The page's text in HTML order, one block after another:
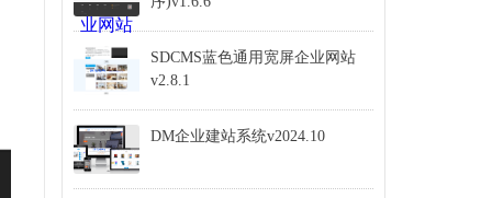
SDCMS蓝色通用宽屏企业网站
v2.8.1
DM企业建站系统v2024.10